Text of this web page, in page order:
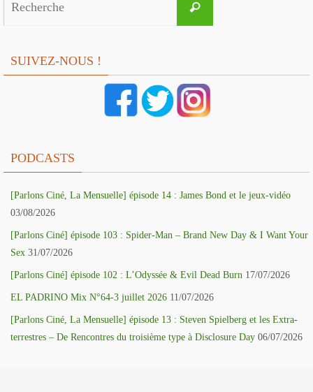
Recherche
SUIVEZ-NOUS !
PODCASTS
[Parlons Ciné, La Mensuelle] épisode 14 : James Bond et le jeux-vidéo
03/08/2026
[Parlons Ciné] épisode 103 : Spider-Man – Brand New Day & I Want Your
Sex 31/07/2026
[Parlons Ciné] épisode 102 : L’Odyssée & Evil Dead Burn 17/07/2026
EL PADRINO Mix N°64-3 juillet 2026 11/07/2026
[Parlons Ciné, La Mensuelle] épisode 13 : Steven Spielberg et les Extra-
terrestres – De Rencontres du troisième type à Disclosure Day 06/07/2026